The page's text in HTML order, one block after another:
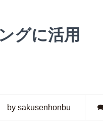
グに活用
by sakusenhonbu